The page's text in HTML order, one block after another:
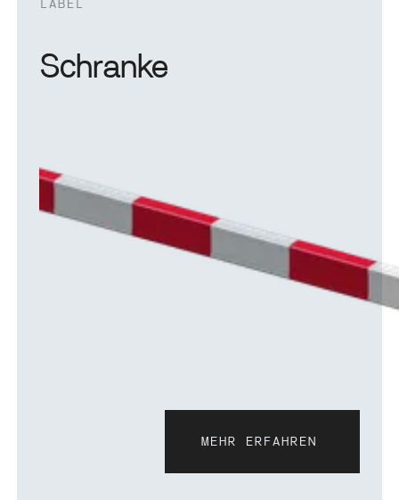
LABEL
Schranke
MEHR ERFAHREN